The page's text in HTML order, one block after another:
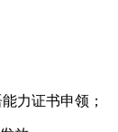
力证书申领；